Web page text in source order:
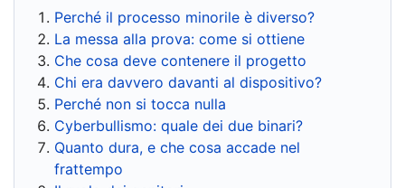
Perché il processo minorile è diverso?
La messa alla prova: come si ottiene
Che cosa deve contenere il progetto
Chi era davvero davanti al dispositivo?
Perché non si tocca nulla
Cyberbullismo: quale dei due binari?
Quanto dura, e che cosa accade nel
frattempo